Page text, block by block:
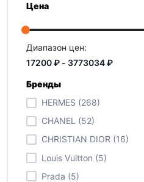
Цена
Диапазон цен:
Бренды
HERMES (268)
CHANEL (52)
CHRISTIAN DIOR (16)
Louis Vuitton (5)
Prada (5)